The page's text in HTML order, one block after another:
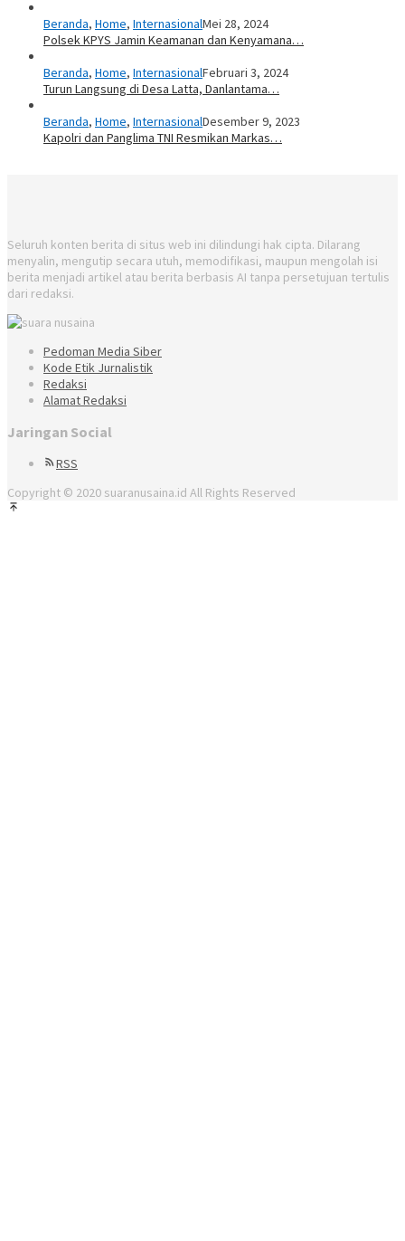
Beranda, Home, InternasionalMei 28, 2024
Polsek KPYS Jamin Keamanan dan Kenyamana…
Beranda, Home, InternasionalFebruari 3, 2024
Turun Langsung di Desa Latta, Danlantama…
Beranda, Home, InternasionalDesember 9, 2023
Kapolri dan Panglima TNI Resmikan Markas…
Seluruh konten berita di situs web ini dilindungi hak cipta. Dilarang
menyalin, mengutip secara utuh, memodifikasi, maupun mengolah isi
berita menjadi artikel atau berita berbasis AI tanpa persetujuan tertulis
dari redaksi.
Pedoman Media Siber
Kode Etik Jurnalistik
Redaksi
Alamat Redaksi
Jaringan Social
RSS
Copyright © 2020 suaranusaina.id All Rights Reserved